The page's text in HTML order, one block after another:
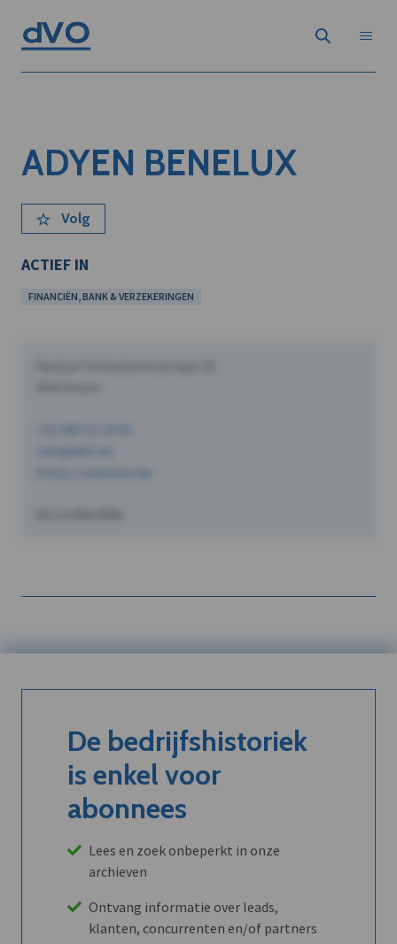
ADYEN BENELUX
Volg
ACTIEF IN
FINANCIËN, BANK & VERZEKERINGEN
De bedrijfshistoriek
is enkel voor
abonnees
Lees en zoek onbeperkt in onze
archieven
Ontvang informatie over leads,
klanten, concurrenten en/of partners